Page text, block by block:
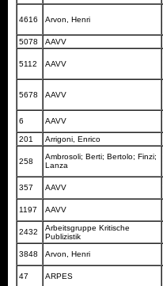
4616 Arvon, Henri
5078 AAVV
5112 AAVV
5678 AAVV
6 AAVV
201 Arrigoni, Enrico
258
Ambrosoli; Berti; Bertolo; Finzi;
Lanza
357 AAVV
1197 AAVV
2432
Arbeitsgruppe Kritische
Publizistik
3848 Arvon, Henri
47 ARPES